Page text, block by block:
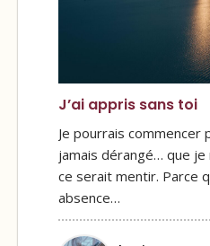
J’ai appris sans toi
Je pourrais commencer
jamais dérangé… que je
ce serait mentir. Parce
absence…